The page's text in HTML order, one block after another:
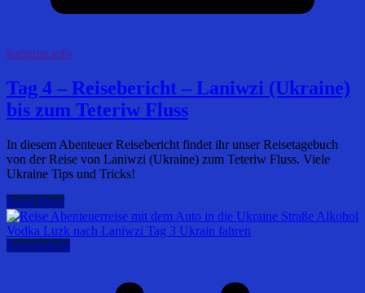
harpune.info
Tag 4 – Reisebericht – Laniwzi (Ukraine)
bis zum Teteriw Fluss
In diesem Abenteuer Reisebericht findet ihr unser Reisetagebuch
von der Reise von Laniwzi (Ukraine) zum Teteriw Fluss. Viele
Ukraine Tips und Tricks!
Read More
Reisebericht